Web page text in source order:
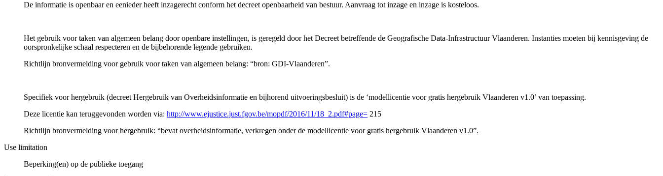
De informatie is openbaar en eenieder heeft inzagerecht conform het decreet openbaarheid van bestuur. Aanvraag tot inzage en inzage is kosteloos.
Het gebruik voor taken van algemeen belang door openbare instellingen, is geregeld door het Decreet betreffende de Geografische Data-Infrastructuur Vlaanderen. Instanties moeten bij kennisgeving de
oorspronkelijke schaal respecteren en de bijbehorende legende gebruiken.
Richtlijn bronvermelding voor gebruik voor taken van algemeen belang: “bron: GDI-Vlaanderen”.
Specifiek voor hergebruik (decreet Hergebruik van Overheidsinformatie en bijhorend uitvoeringsbesluit) is de ‘modellicentie voor gratis hergebruik Vlaanderen v1.0’ van toepassing.
Deze licentie kan teruggevonden worden via: http://www.ejustice.just.fgov.be/mopdf/2016/11/18_2.pdf#page= 215
Richtlijn bronvermelding voor hergebruik: “bevat overheidsinformatie, verkregen onder de modellicentie voor gratis hergebruik Vlaanderen v1.0”.
Use limitation
Beperking(en) op de publieke toegang